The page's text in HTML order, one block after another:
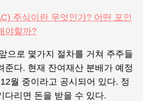
주식이란 무엇인가? 어떤 포인
야할까?
으로 몇가지 절차를 거쳐 주주들
준다. 현재 잔여재산 분배가 예정
월 중이라고 공시되어 있다. 정
다리면 돈을 받을 수 있다.